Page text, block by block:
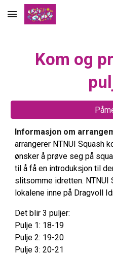
Skip to main content
Kom og
Informasjon om
arrangerer NTNUI Squash
ønsker å prøve seg på
til å få en introduksjon til
slitsomme idretten. NTNUI
lokalene inne på Dragvoll
Det blir 3 puljer:
Pulje 1: 18-19
Pulje 2: 19-20
Pulje 3: 20-21